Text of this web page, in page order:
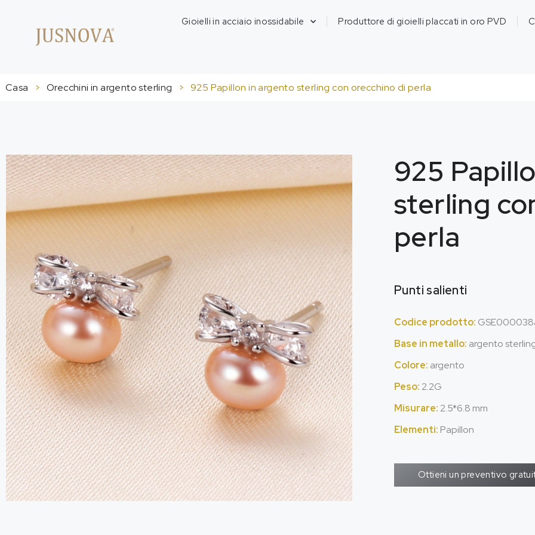
Gioielli in acciaio inossidabile Produttore di gioielli placcati in oro PVD
Casa > Orecchini in argento sterling > 925 Papillon in argento sterling con orecchino di perla
925
sterling
perla
Punti salienti
Codice prodotto:
Base in metallo: argento
Colore: argento
Peso: 2.2G
Misurare: 2.5*6.8 mm
Elementi: Papillon
Ottieni un preventivo